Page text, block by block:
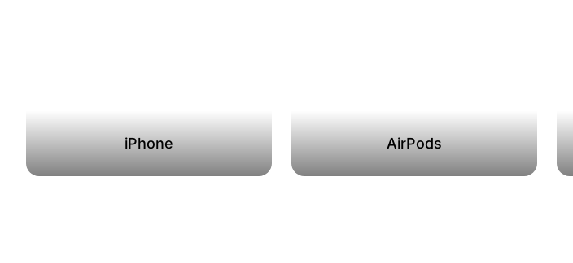
iPhone AirPods